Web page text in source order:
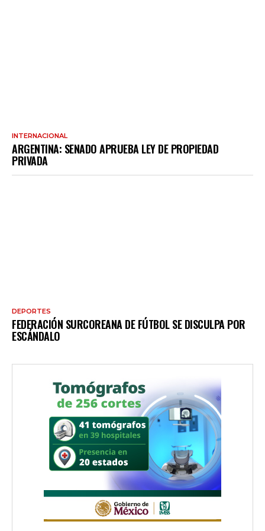
INTERNACIONAL
ARGENTINA: SENADO APRUEBA LEY DE PROPIEDAD
PRIVADA
DEPORTES
FEDERACIÓN SURCOREANA DE FÚTBOL SE DISCULPA POR
ESCÁNDALO